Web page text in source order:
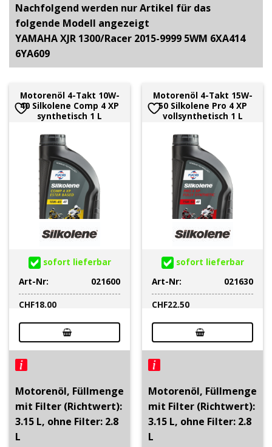
Nachfolgend werden nur Artikel für das
folgende Modell angezeigt
YAMAHA XJR 1300/Racer 2015-9999 5WM 6XA414
6YA609
Motorenöl 4-Takt 10W-
40 Silkolene Comp 4 XP
synthetisch 1 L
sofort lieferbar
Art-Nr:
021600
CHF18.00
Motorenöl, Füllmenge
mit Filter (Richtwert):
3.15 L, ohne Filter: 2.8
L
Motorenöl 4-Takt 15W-
50 Silkolene Pro 4 XP
vollsynthetisch 1 L
sofort lieferbar
Art-Nr:
021630
CHF22.50
Motorenöl, Füllmenge
mit Filter (Richtwert):
3.15 L, ohne Filter: 2.8
L